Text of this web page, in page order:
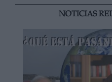
NOTICIAS